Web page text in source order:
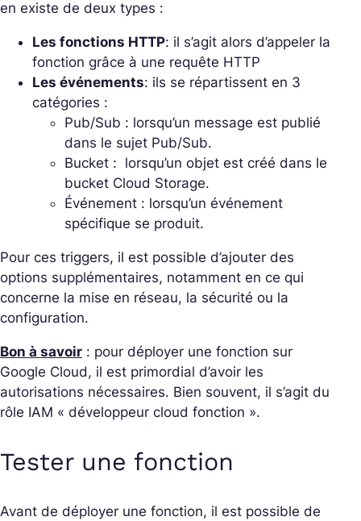
en existe de deux types :
Les fonctions HTTP: il s’agit alors d’appeler la
fonction grâce à une requête HTTP
Les événements: ils se répartissent en 3
catégories :
Pub/Sub : lorsqu’un message est publié
dans le sujet Pub/Sub.
Bucket : lorsqu’un objet est créé dans le
bucket Cloud Storage.
Événement : lorsqu’un événement
spécifique se produit.
Pour ces triggers, il est possible d’ajouter des
options supplémentaires, notamment en ce qui
concerne la mise en réseau, la sécurité ou la
configuration.
Bon à savoir : pour déployer une fonction sur
Google Cloud, il est primordial d’avoir les
autorisations nécessaires. Bien souvent, il s’agit du
rôle IAM « développeur cloud fonction ».
Tester une fonction
Avant de déployer une fonction, il est possible de